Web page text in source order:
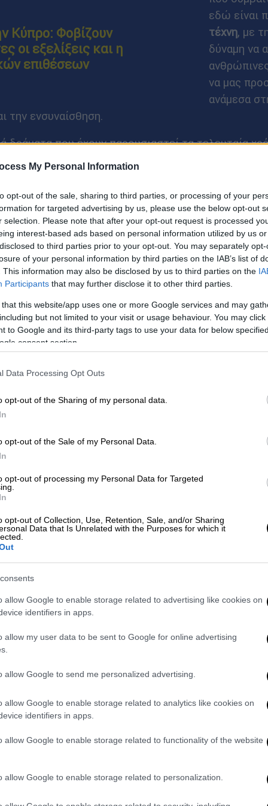
My Personal Information
opt-out of the sale, sharing to third parties, or processing of your
for targeted advertising by us, please use the below opt-out
selection. Please note that after your opt-out request is processed
interest-based ads based on personal information utilized by us
to third parties prior to your opt-out. You may separately
of your personal information by third parties on the IAB’s list of
This information may also be disclosed by us to third parties on the
Participants that may further disclose it to other third parties.
that this website/app uses one or more Google services and may
but not limited to your visit or usage behaviour. You may
to Google and its third-party tags to use your data for below
consent section.
Data Processing Opt Outs
opt-out of the Sharing of my personal data.
opt-out of the Sale of my Personal Data.
opt-out of processing my Personal Data for Targeted
opt-out of Collection, Use, Retention, Sale, and/or Sharing
Data that Is Unrelated with the Purposes for which it
allow Google to enable storage related to advertising like cookies on
identifiers in apps.
allow my user data to be sent to Google for online advertising
allow Google to send me personalized advertising.
allow Google to enable storage related to analytics like cookies on
identifiers in apps.
allow Google to enable storage related to functionality of the website
allow Google to enable storage related to personalization.
Κύπρο: Φοβίζουν
οι εξελίξεις και η
επιθέσεων
εδώ είναι
τέχνη, με
δύναμη να
να μας
ανάμεσα
την ενσυναίσθηση.
που έχουν παρουσιαστεί τα τελευταία
και πολέμους, αλλά κυρίως πρόσωπα, στιγμές,
τα όρια των ειδήσεων.
με τον θεατή για το τί σημαίνει να ζεις υπό
πρώτη γραμμή είτε πίσω από αυτήν.
μεταφορά του εμβληματικού αντιπολεμικού
Front» μεταφέρει τον θεατή στα χαρακώματα
που σοκάρει. Ο νεαρός Paul Baumer
πολύ γρήγορα η ιδέα της «δόξας» καταρρέει
Η ταινία δεν εξιδανικεύει τίποτα. Αντίθετα,
παρουσιάζει τον πόλεμο ως μια μηχανή που αλέθει
ατμόσφαιρα και η σχεδόν μεταλλική
αναπόφευκτης καταστροφής.Το φιλμ απέσπασε
καλύτερης διεθνούς ταινίας, επιβεβαιώνοντας τη
τοποθετημένη έναν αιώνα πριν, μοιάζει τραγικά
» του Christopher Nolan μετατοπίζει το
και στις αίθουσες εξουσίας. Η ιστορία του
τηςατομικής βόμβας
, γίνεται αφορμή για
επιστήμης, φιλοδοξίας και ηθικής ευθύνης.
αφήγηση, η ταινία
παρουσιάζει όχι μόνο την
ένταση δεν προκύπτει από εκρήξεις, αλλά από
τον κόσμο. Με
επτά Όσκαρ
,